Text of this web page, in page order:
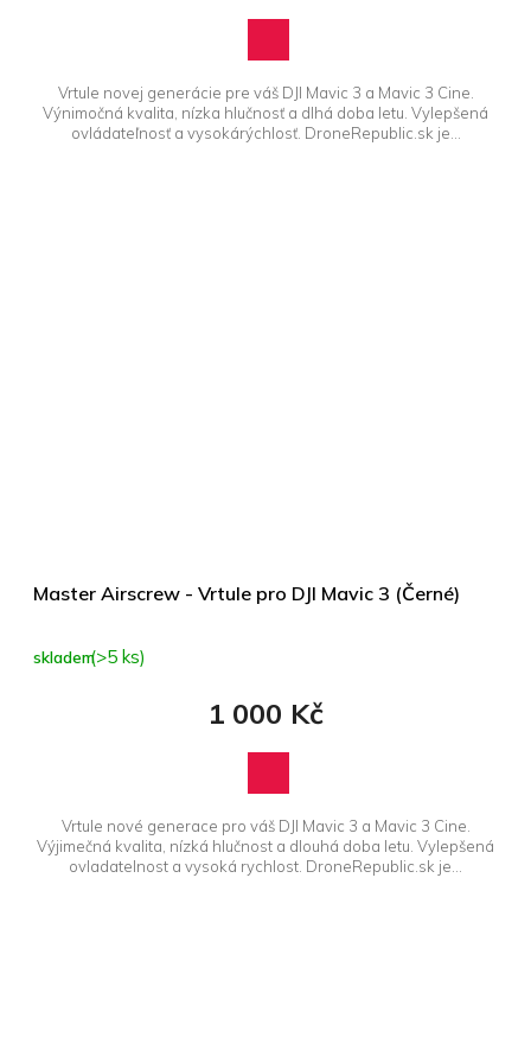
Vrtule novej generácie pre váš DJI Mavic 3 a Mavic 3 Cine.
Výnimočná kvalita, nízka hlučnosť a dlhá doba letu. Vylepšená
ovládateľnosť a vysokárýchlosť. DroneRepublic.sk je...
Master Airscrew - Vrtule pro DJI Mavic 3 (Černé)
skladem(>5 ks)
1 000 Kč
Vrtule nové generace pro váš DJI Mavic 3 a Mavic 3 Cine.
Výjimečná kvalita, nízká hlučnost a dlouhá doba letu. Vylepšená
ovladatelnost a vysoká rychlost. DroneRepublic.sk je...